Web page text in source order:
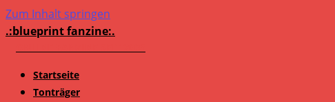
Zum Inhalt springen
.:blueprint fanzine:.
Startseite
Tonträger